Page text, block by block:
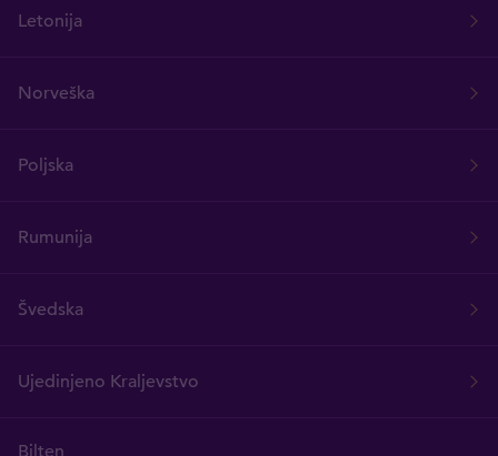
Letonija
Norveška
Poljska
Rumunija
Švedska
Ujedinjeno Kraljevstvo